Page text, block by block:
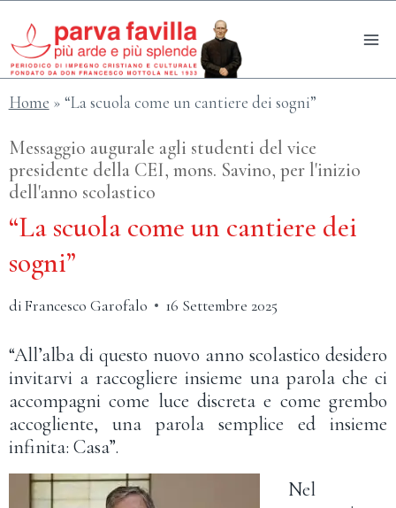
contenuto
Home » “La scuola come un cantiere dei sogni”
Messaggio augurale agli studenti del vice
presidente della CEI, mons. Savino, per l'inizio
dell'anno scolastico
“La scuola come un cantiere dei
sogni”
diFrancesco Garofalo 16 Settembre 2025
“All’alba di questo nuovo anno scolastico desidero
invitarvi a raccogliere insieme una parola che ci
accompagni come luce discreta e come grembo
accogliente, una parola semplice ed insieme
infinita: Casa”.
Nel